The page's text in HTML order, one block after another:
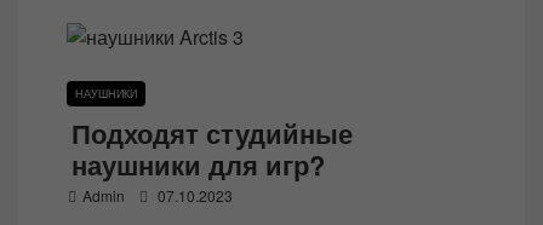
НАУШНИКИ
Подходят студийные
наушники для игр?
Admin 07.10.2023